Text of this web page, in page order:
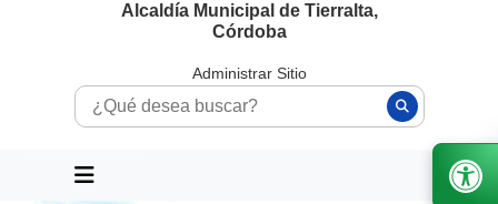
Alcaldía Municipal de Tierralta,
Córdoba
Administrar Sitio